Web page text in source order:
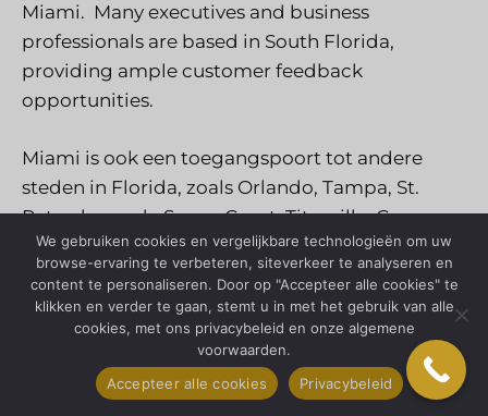
Miami. Many executives and business
professionals are based in South Florida,
providing ample customer feedback
opportunities.
Miami is ook een toegangspoort tot andere
steden in Florida, zoals Orlando, Tampa, St.
Petersburg, de Space Coast, Titusville, Cocoa
Beach, Fort Myers, Naples, Venice en West Palm
Beach.
Disney en Universal Studios pretparken liggen
in Orlando, op een paar uur rijden van Miami.
Busch Gardens in Tampa ligt ook op vijf uur
We gebruiken cookies en vergelijkbare technologieën om uw
browse-ervaring te verbeteren, siteverkeer te analyseren en
content te personaliseren. Door op "Accepteer alle cookies" te
klikken en verder te gaan, stemt u in met het gebruik van alle
cookies, met ons privacybeleid en onze algemene
voorwaarden.
Accepteer alle cookies
Privacybeleid